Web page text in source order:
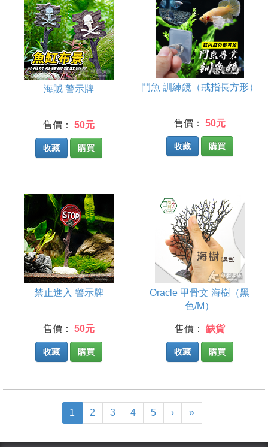
海賊 警示牌
售價： 50元
收藏 購買
鬥魚 訓練鏡（戒指長方形）
售價： 50元
收藏 購買
禁止進入 警示牌
售價： 50元
收藏 購買
Oracle 甲骨文 海樹（黑
色/M）
售價： 缺貨
收藏 購買
1 (current)
2 3 4 5 › »